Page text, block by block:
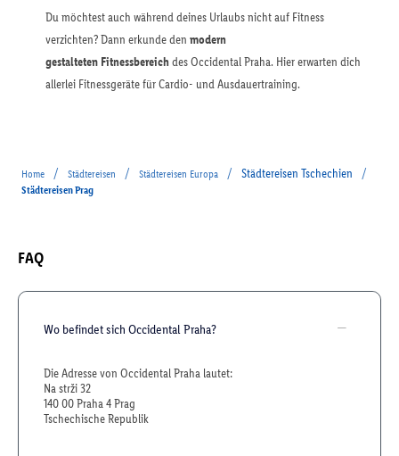
Du möchtest auch während deines Urlaubs nicht auf Fitness
verzichten? Dann erkunde den modern
gestalteten Fitnessbereichdes Occidental Praha. Hier erwarten dich
allerlei Fitnessgeräte für Cardio- und Ausdauertraining.
Home / Städtereisen / Städtereisen Europa / Städtereisen Tschechien /
Städtereisen Prag
FAQ
Wo befindet sich Occidental Praha?
Die Adresse von Occidental Praha lautet:
Na strži 32
140 00 Praha 4 Prag
Tschechische Republik